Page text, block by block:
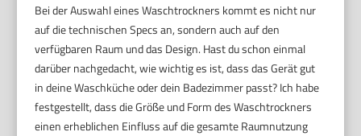
Bei der Auswahl eines Waschtrockners kommt es nicht nur
auf die technischen Specs an, sondern auch auf den
verfügbaren Raum und das Design. Hast du schon einmal
darüber nachgedacht, wie wichtig es ist, dass das Gerät gut
in deine Waschküche oder dein Badezimmer passt? Ich habe
festgestellt, dass die Größe und Form des Waschtrockners
einen erheblichen Einfluss auf die gesamte Raumnutzung